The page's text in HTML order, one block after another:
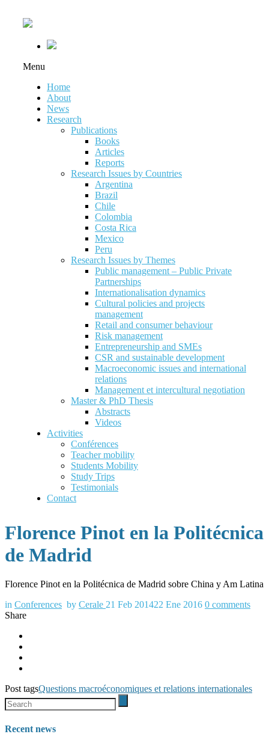
Menu
Home
About
News
Research
Publications
Books
Articles
Reports
Research Issues by Countries
Argentina
Brazil
Chile
Colombia
Costa Rica
Mexico
Peru
Research Issues by Themes
Public management – Public Private
Partnerships
Internationalisation dynamics
Cultural policies and projects
management
Retail and consumer behaviour
Risk management
Entrepreneurship and SMEs
CSR and sustainable development
Macroeconomic issues and international
relations
Management et intercultural negotiation
Master & PhD Thesis
Abstracts
Videos
Activities
Conférences
Teacher mobility
Students Mobility
Study Trips
Testimonials
Contact
Florence Pinot en la Politécnica
de Madrid
Florence Pinot en la Politécnica de Madrid sobre China y Am Latina
in Conferences by Cerale 21 Feb 201422 Ene 2016 0 comments
Share
Post tagsQuestions macroéconomiques et relations internationales
Recent news